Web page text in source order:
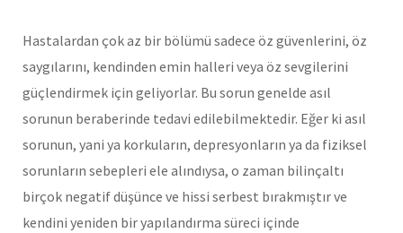
Hastalardan çok az bir bölümü sadece öz güvenlerini, öz
saygılarını, kendinden emin halleri veya öz sevgilerini
güçlendirmek için geliyorlar. Bu sorun genelde asıl
sorunun beraberinde tedavi edilebilmektedir. Eğer ki asıl
sorunun, yani ya korkuların, depresyonların ya da fiziksel
sorunların sebepleri ele alındıysa, o zaman bilinçaltı
birçok negatif düşünce ve hissi serbest bırakmıştır ve
kendini yeniden bir yapılandırma süreci içinde